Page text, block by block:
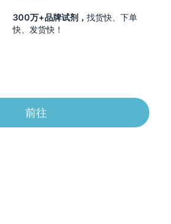
300万+品牌试剂，找货快、下单
快、发货快！
前往